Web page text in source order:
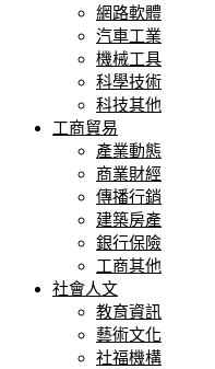
網路軟體
汽車工業
機械工具
科學技術
科技其他
工商貿易
產業動態
商業財經
傳播行銷
建築房產
銀行保險
工商其他
社會人文
教育資訊
藝術文化
社福機構